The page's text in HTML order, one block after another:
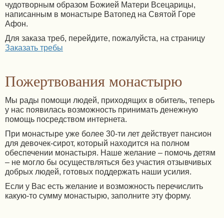
чудотворным образом Божией Матери Всецарицы,
написанным в монастыре Ватопед на Святой Горе
Афон.
Для заказа треб, перейдите, пожалуйста, на страницу
Заказать требы
Пожертвования монастырю
Мы рады помощи людей, приходящих в обитель, теперь
у нас появилась возможность принимать денежную
помощь посредством интернета.
При монастыре уже более 30-ти лет действует пансион
для девочек-сирот, который находится на полном
обеспечении монастыря. Наше желание – помочь детям
– не могло бы осуществляться без участия отзывчивых
добрых людей, готовых поддержать наши усилия.
Если у Вас есть желание и возможность перечислить
какую-то сумму монастырю, заполните эту форму.